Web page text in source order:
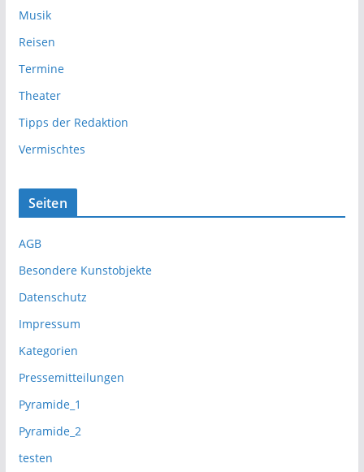
Musik
Reisen
Termine
Theater
Tipps der Redaktion
Vermischtes
Seiten
AGB
Besondere Kunstobjekte
Datenschutz
Impressum
Kategorien
Pressemitteilungen
Pyramide_1
Pyramide_2
testen